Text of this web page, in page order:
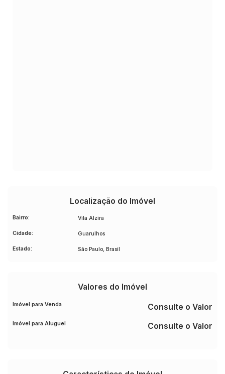
Localização do Imóvel
Bairro: Vila Alzira
Cidade: Guarulhos
Estado: São Paulo, Brasil
Valores do Imóvel
Consulte o Valor
Imóvel para Venda
Consulte o Valor
Imóvel para Aluguel